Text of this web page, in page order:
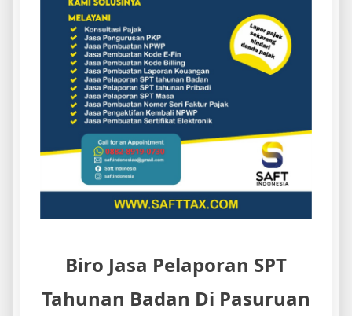
Biro Jasa Pelaporan SPT
Tahunan Badan Di Pasuruan